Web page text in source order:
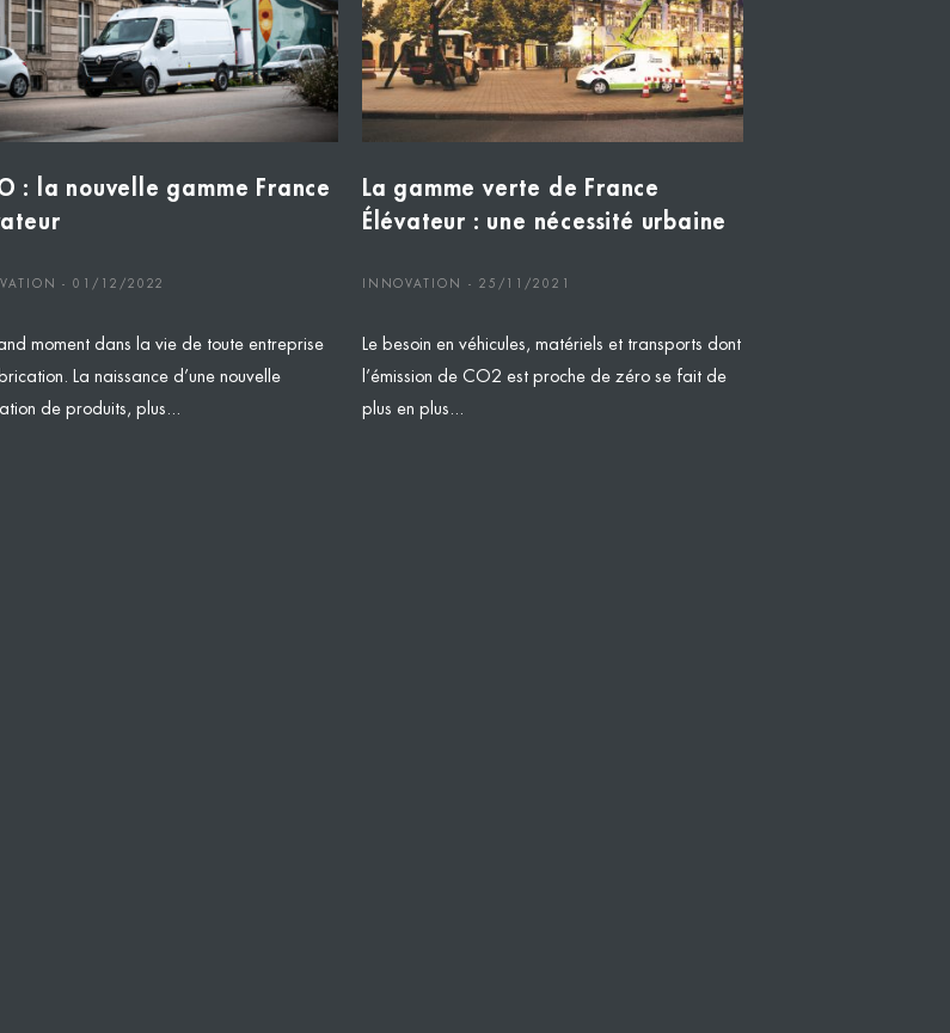
: la nouvelle gamme France
- 01/12/2022
moment dans la vie de toute entreprise
La naissance d’une nouvelle
de produits, plus...
La gamme verte de France
Élévateur : une nécessité urbaine
INNOVATION - 25/11/2021
Le besoin en véhicules, matériels et transports dont
l’émission de CO2 est proche de zéro se fait de
plus en plus...